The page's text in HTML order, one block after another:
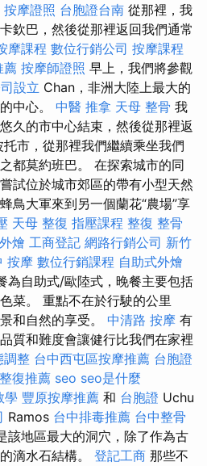
按摩證照 台胞證台南 從那裡，我
欽巴，然後從那裡返回我們通常
摩課程 數位行銷公司 按摩課程
薦 按摩師證照 早上，我們將參觀
設立 Chan，非洲大陸上最大的
中心。 中醫 推拿 天母 整骨 我
久的市中心結束，然後從那裡返
市，從那裡我們繼續乘坐我們
都莫約班巴。 在探索城市的同
試位於城市郊區的帶有小型天然
鳥大軍來到另一個蘭花“農場”享
天母 整復 指壓課程 整復 整骨
燴 工商登記 網路行銷公司 新竹
按摩 數位行銷課程 自助式外燴
為自助式/歐陸式，晚餐主要包括
菜。 重點不在於行駛的公里
和自然的享受。 中清路 按摩 有
質和難度會讓健行比我們在家裡
調整 台中西屯區按摩推薦 台胞證
復推薦 seo seo是什麼
學 豐原按摩推薦 和 台胞證 Uchu
Ramos 台中排毒推薦 台中整骨
該地區最大的洞穴，除了作為古
滴水石結構。 登記工商 那些不